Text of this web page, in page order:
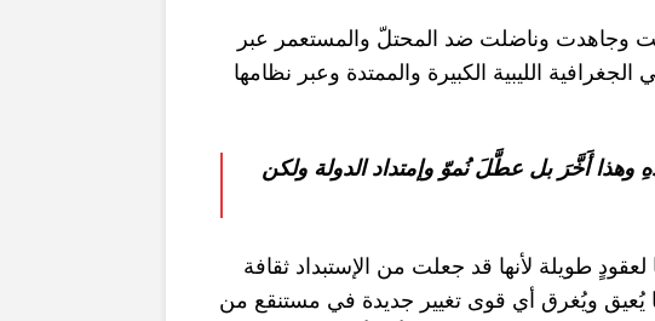
وجاهدت وناضلت ضد المحتلّ والمستعمر عبر
الليبية الكبيرة والممتدة وعبر نظامها
وهذا أَخَّرَ بل عطَّلَ نمو وإمتداد الدولة ولكن
طويلة لأنها قد جعلت من الإستبداد ثقافة
ويُغرق أي قوى تغيير جديدة في مستنقع من